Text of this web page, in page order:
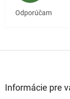
Odporúčam
Informácie pre